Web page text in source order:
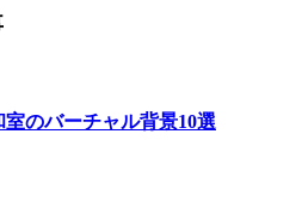
のバーチャル背景10選